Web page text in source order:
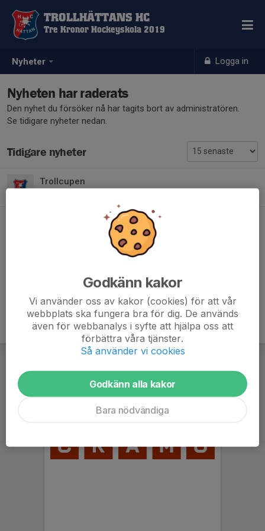
Nyheter Logga in
TROLLHÄTTANS HC
Tre Kronor Hockeyskola 2019
Nyheten har raderats
Den nyhet du försöker nå har tagits bort av administratören.
Se tidigare nyheter nedan.
Tidigare nyheter
Trollcupen
Godkänn kakor
Vi använder oss av kakor (cookies) för att vår
webbplats ska fungera bra för dig. De används
även för webbanalys i syfte att hjälpa oss att
förbättra våra tjänster.
Så använder vi cookies
Godkänn alla kakor
Bara nödvändiga